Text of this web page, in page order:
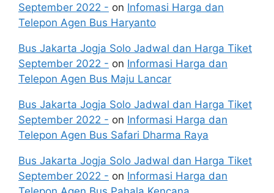
September 2022 - on Infomasi Harga dan
Telepon Agen Bus Haryanto
Bus Jakarta Jogja Solo Jadwal dan Harga Tiket
September 2022 - on Informasi Harga dan
Telepon Agen Bus Maju Lancar
Bus Jakarta Jogja Solo Jadwal dan Harga Tiket
September 2022 - on Informasi Harga dan
Telepon Agen Bus Safari Dharma Raya
Bus Jakarta Jogja Solo Jadwal dan Harga Tiket
September 2022 - on Informasi Harga dan